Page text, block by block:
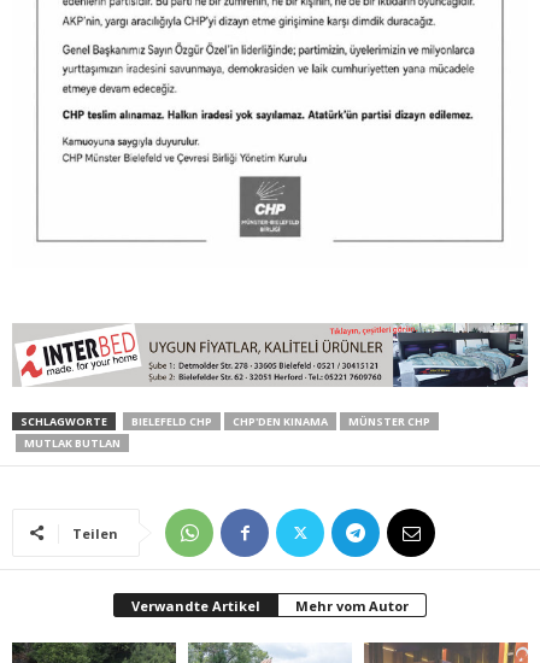
SCHLAGWORTE BIELEFELD CHP CHP'DEN KINAMA
MÜNSTER CHP
MUTLAK BUTLAN
Teilen
Verwandte Artikel Mehr vom Autor